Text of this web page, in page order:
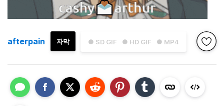
● SD GIF ● HD GIF ● MP4
자막
afterpain